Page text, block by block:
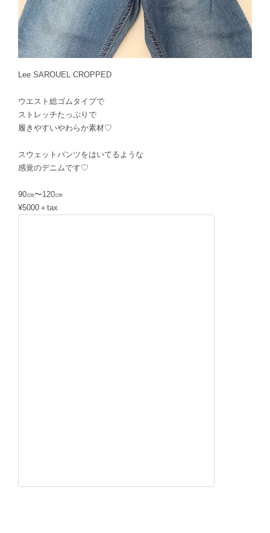
Lee SAROUEL CROPPED
ウエスト総ゴムタイプで
ストレッチたっぷりで
履きやすいやわらか素材♡
スウェットパンツをはいてるような
感覚のデニムです♡
90㎝〜120㎝
¥5000＋tax